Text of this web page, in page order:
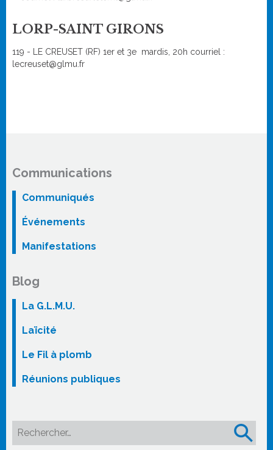
LORP-SAINT GIRONS
119 - LE CREUSET (RF) 1er et 3e mardis, 20h courriel :
lecreuset@glmu.fr
Communications
Communiqués
Événements
Manifestations
Blog
La G.L.M.U.
Laïcité
Le Fil à plomb
Réunions publiques
Rechercher :